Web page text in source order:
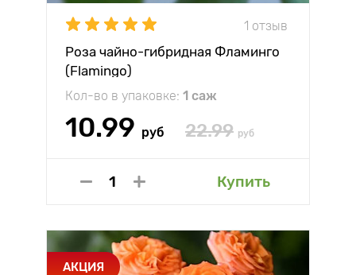
1 отзыв
Роза чайно-гибридная Фламинго
(Flamingo)
Кол-во в упаковке: 1 саж
10.99 руб 22.99 руб
Купить
АКЦИЯ